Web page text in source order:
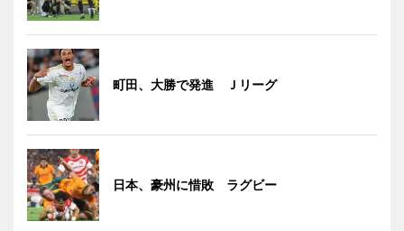
町田、大勝で発進 Ｊリーグ
日本、豪州に惜敗 ラグビー